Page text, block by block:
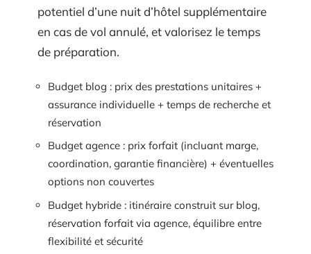
potentiel d’une nuit d’hôtel supplémentaire
en cas de vol annulé, et valorisez le temps
de préparation.
Budget blog : prix des prestations unitaires +
assurance individuelle + temps de recherche et
réservation
Budget agence : prix forfait (incluant marge,
coordination, garantie financière) + éventuelles
options non couvertes
Budget hybride : itinéraire construit sur blog,
réservation forfait via agence, équilibre entre
flexibilité et sécurité